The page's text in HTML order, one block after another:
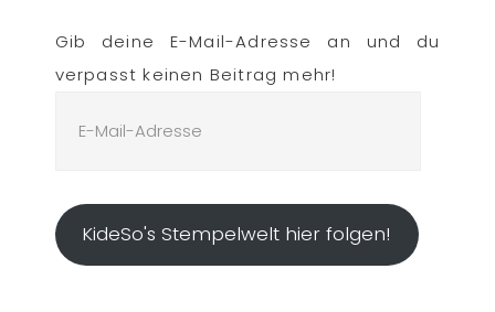
Gib deine E-Mail-Adresse an und du
verpasst keinen Beitrag mehr!
Mail-
KideSo's Stempelwelt hier folgen!